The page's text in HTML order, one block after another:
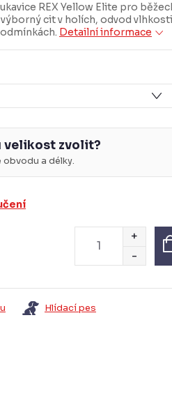
REX Yellow Elite pro
cit v holích, odvod
Detailní informace
velikost zvolit?
a délky.
Hlídací pes